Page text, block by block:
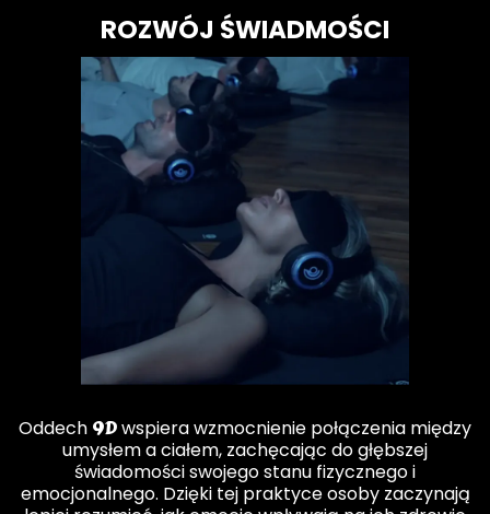
ROZWÓJ ŚWIADMOŚCI
Oddech 9Dwspiera wzmocnienie połączenia między
umysłem a ciałem, zachęcając do głębszej
świadomości swojego stanu fizycznego i
emocjonalnego. Dzięki tej praktyce osoby zaczynają